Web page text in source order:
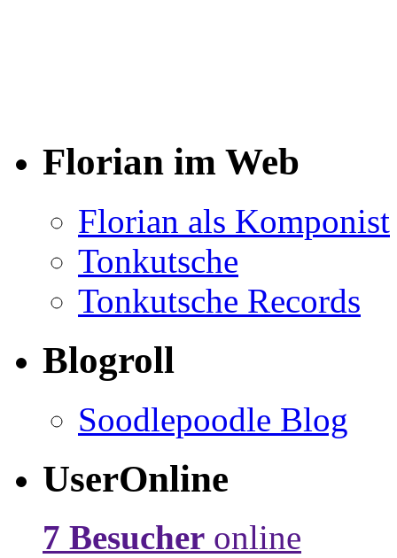
Florian im Web
Florian als Komponist
Tonkutsche
Tonkutsche Records
Blogroll
Soodlepoodle Blog
UserOnline
7 Besucher online